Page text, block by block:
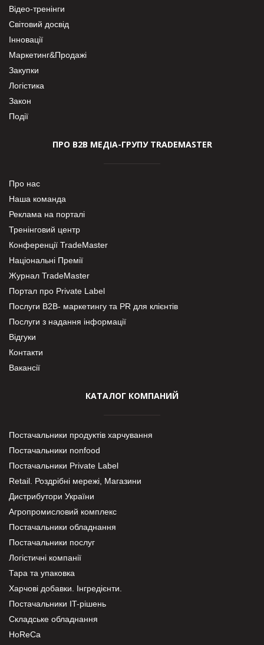
Відео-тренінги
Світовий досвід
Інновації
Маркетинг&Продажі
Закупки
Логістика
Закон
Події
ПРО В2В МЕДІА-ГРУПУ TRADEMASTER
Про нас
Наша команда
Реклама на порталі
Тренінговий центр
Конференції TradeMaster
Національні Премії
Журнал TradeMaster
Портал про Private Label
Послуги В2В- маркетингу та PR для клієнтів
Послуги з надання інформації
Відгуки
Контакти
Вакансії
КАТАЛОГ КОМПАНИЙ
Постачальники продуктів харчування
Постачальники nonfood
Постачальники Private Label
Retail. Роздрібні мережі, Магазини
Дистрибутори України
Агропромисловий комплекс
Постачальники обладнання
Постачальники послуг
Логістичні компанії
Тара та упаковка
Харчові добавки. Інгредієнти.
Постачальники IT-рішень
Складське обладнання
HoReCa